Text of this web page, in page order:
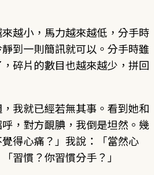
越小，馬力越來越低，分手時
到一則簡訊就可以。分手時雖
碎片的數目也越來越少，拼回
我就已經若無其事。看到她和
，對方靦腆，我倒是坦然。幾
得心痛？」我說：「當然心
習慣？你習慣分手？」